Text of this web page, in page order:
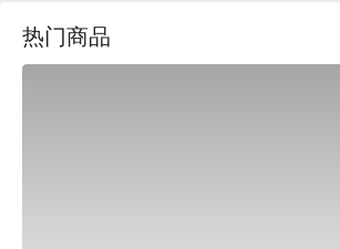
品，让整个餐厅宛如一个艺术世界，宛如一
以享用美食，还可以欣赏艺术作品，放松
热门商品